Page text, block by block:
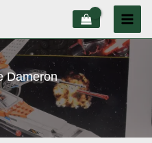
Dameron